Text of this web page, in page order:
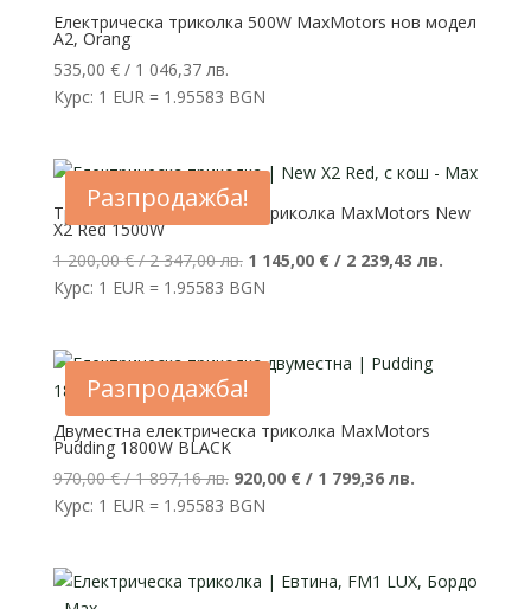
897,16 лв..
Електрическа триколка 500W MaxMotors нов модел
А2, Orang
535,00 €/ 1 046,37 лв.
Курс: 1 EUR = 1.95583 BGN
Разпродажба!
Триместна електрическа триколка MaxMotors New
X2 Red 1500W
1 200,00€/ 2 347,00 лв. Original
price
200,00 €
/
2
347,00 лв..
1 145,00 €/ 2 239,43 лв.Текущата
Курс: 1 EUR = 1.95583 BGN
Разпродажба!
Двуместна електрическа триколка MaxMotors
Pudding 1800W BLACK
970,00€/ 1 897,16 лв. Original
price
/
920,00 €/ 1 799,36 лв.Текущата
/
Курс: 1 EUR = 1.95583 BGN